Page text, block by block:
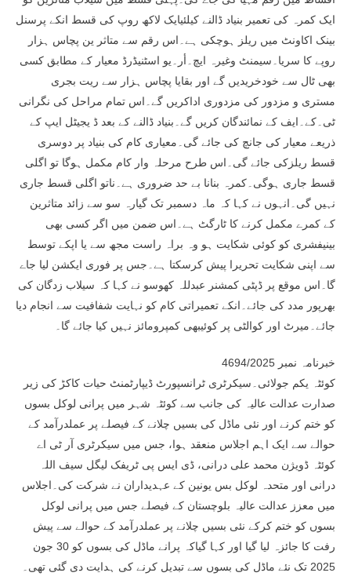
ایک کمرہ کی تعمیر بنیاد ڈالنے کیلئیایک لاکھ روپ کی قسط انکے پرسنل
بینک اکاونٹ میں ریلز ہوچکی ہے۔اس رقم سے متاثر ین پچاس ہزار
روپے کا سریا۔سیمنٹ وغیرہ ایچ۔أر۔یو اسٹنیڈرڈ معیار کے مطابق کسی
بھی ٹال سے خودخریدیں گے اور بقایا پچاس ہزار سے ریت بجری
مستری و مزدور کی مزدوری اداکریں گے۔اس تمام مراحل کی نگرانی
ٹی۔کے۔ایف کے نمائندگان کریں گے۔بنیاد ڈالنے کے بعد ڈ یجیٹل ایپ کے
ذریعے معیار کی جانچ کی جائے گی۔معیاری کام کی بنیاد پر دوسری
قسط ریلزکی جائے گی۔اس طرح مرحلہ وار کام مکمل ہوگا تو اگلی
قسط جاری ہوگی۔کمرہ بنانا بے حد ضروری ہے۔ناتو اگلی قسط جاری
نہیں گی۔انہوں نے کہا کہ ماہ دسمبر تک گیارہ سو سے زائد متاثرین
کے کمرے مکمل کرنے کا ٹارگٹ ہے۔اس ضمن میں اگر کسی بھی
بینیفشری کو کوئی شکایت ہو وہ براہ راست مجھ سے یا اپکے توسط
سے اپنی شکایت تحریرا پیش کرسکتا ہے۔جس پر فوری ایکشن لیا جاے
گا۔اس موقع پر ڈپٹی کمشنر عبدللہ کھوسو نے کہا کہ سیلاب زدگان کی
بھرپور مدد کی جائے۔انکے تعمیراتی کام کو نہایت شفافیت سے انجام دیا
جائے۔میرٹ اور کوالٹی پر کوئیبھی کمپرومائز نہیں کیا جائے گا۔
خبرنامہ نمبر 4694/2025
کوئٹہ یکم جولائی۔سیکرٹری ٹرانسپورٹ ڈیپارٹمنٹ حیات کاکڑ کی زیر
صدارت عدالت عالیہ کی جانب سے کوئٹہ شہر میں پرانی لوکل بسوں
کو ختم کرنے اور نئی ماڈل کی بسیں چلانے کے فیصلے پر عملدرآمد کے
حوالے سے ایک اہم اجلاس منعقد ہوا، جس میں سیکرٹری آر ٹی اے
کوئٹہ ڈویژن محمد علی درانی، ڈی ایس پی ٹریفک لیگل سیف اللہ
درانی اور متحدہ لوکل بس یونین کے عہدیداران نے شرکت کی۔اجلاس
میں معزز عدالت عالیہ بلوچستان کے فیصلے جس میں پرانی لوکل
بسوں کو ختم کرکے نئی بسیں چلانے پر عملدرآمد کے حوالے سے پیش
رفت کا جائزہ لیا گیا اور کہا گیاکہ پرانے ماڈل کی بسوں کو 30 جون
2025 تک نئے ماڈل کی بسوں سے تبدیل کرنے کی ہدایت دی گئی تھی۔